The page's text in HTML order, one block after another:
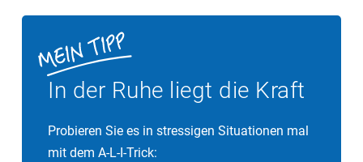
Stoffwechselprozessen beteiligt ist. Besonders bei
länger andauerndem Stress, Erschöpfung oder nach
Krankheiten werden die B-Vitamine vermehrt
gebraucht. Sie wirken leistungssteigernd, fördern die
Konzentration und stärken die Nerven.
In der Ruhe liegt die Kraft
Probieren Sie es in stressigen Situationen mal
mit dem A-L-I-Trick: